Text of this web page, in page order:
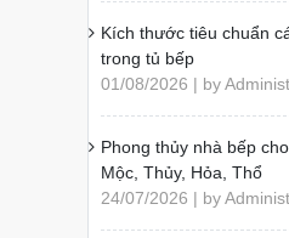
Kích thước tiêu chuẩn
trong tủ bếp
01/08/2026 | by
Phong thủy nhà bếp
Mộc, Thủy, Hỏa, Thổ
24/07/2026 | by